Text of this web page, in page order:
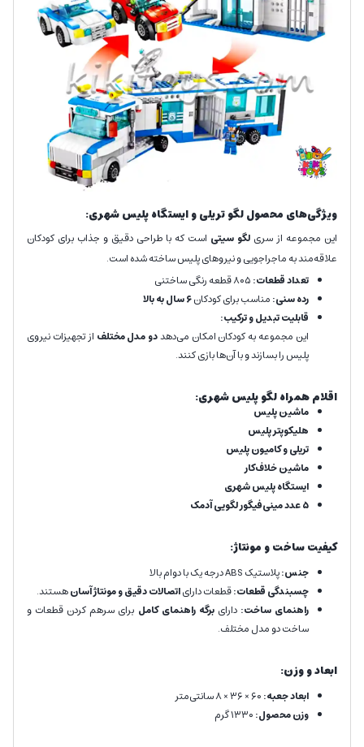
ویژگی‌های محصول لگو تریلی و ایستگاه پلیس شهری:
این مجموعه از سریلگو سیتی است که با طراحی دقیق و جذاب برای کودکان
علاقه‌مند به ماجراجویی و نیروهای پلیس ساخته شده است.
تعداد قطعات:
رده سنی:مناسب برای کودکان۶ سال به بالا
قابلیت تبدیل و ترکیب:
این مجموعه به کودکان امکان می‌دهددو مدل مختلف از تجهیزات نیروی
پلیس را بسازند و با آن‌ها بازی کنند.
اقلام همراه لگو پلیس شهری:
ماشین پلیس
هلیکوپتر پلیس
تریلی و کامیون پلیس
ماشین خلاف‌کار
ایستگاه پلیس شهری
۵ عدد مینی‌فیگور لگویی آدمک
کیفیت ساخت و مونتاژ:
جنس:پلاستیک ABS درجه یک با دوام بالا
چسبندگی قطعات:قطعات دارایاتصالات دقیق و مونتاژ آسانهستند.
راهنمای ساخت: دارایبرگه راهنمای کامل برای سرهم کردن قطعات و
ساخت دو مدل مختلف.
ابعاد و وزن:
ابعاد جعبه:
وزن محصول: